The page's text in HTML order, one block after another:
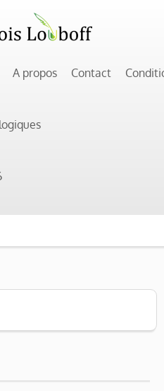
A propos Contact